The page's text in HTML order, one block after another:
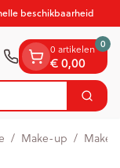
beschikbaarheid
Zoek
0 artikelen
€ 0,00
0
/ Make-up / Make-